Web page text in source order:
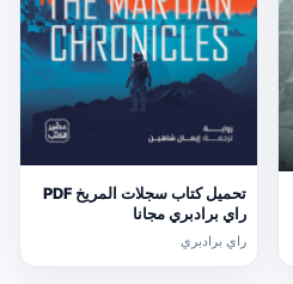
تحميل كتاب سجلات المريخ PDF
راي برادبري مجانا
راي برادبري